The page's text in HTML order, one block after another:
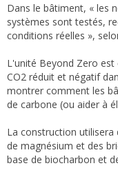
Dans le bâtiment, « les
systèmes sont testés,
conditions réelles »,
L'unité Beyond Zero
CO2 réduit et négatif
montrer comment les
de carbone (ou aider à
La construction utilisera
de magnésium et des
base de biocharbon et